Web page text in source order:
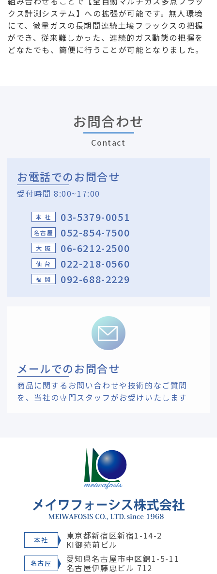
クス計測システム】への拡張が可能です。無人環境
にて、微量ガスの長期間連続土壌フラックスの把握
ができ、従来難しかった、連続的ガス動態の把握を
どなたでも、簡便に行うことが可能となりました。
お問合わせ
Contact
お電話でのお問合せ
受付時間 8:00~17:00
本 社 03-5379-0051
名古屋 052-854-7500
大 阪 06-6212-2500
仙 台 022-218-0560
福 岡 092-688-2229
メールでのお問合せ
商品に関するお問い合わせや技術的なご質問
を、 当社の専門スタッフがお受けいたします
本社 東京都新宿区新宿1-14-2
KI御苑前ビル
名古屋 愛知県名古屋市中区錦1-5-11
名古屋伊藤忠ビル 712